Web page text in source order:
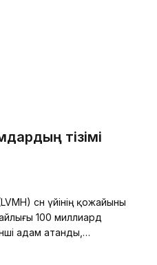
тізімі
сән үйінің қожайыны
100 миллиард
адам атанды,…